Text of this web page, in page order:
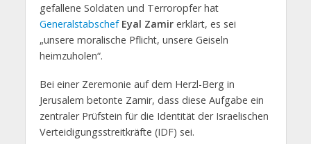
gefallene Soldaten und Terroropfer hat
Generalstabschef Eyal Zamirerklärt, es sei
„unsere moralische Pflicht, unsere Geiseln
heimzuholen“.
Bei einer Zeremonie auf dem Herzl-Berg in
Jerusalem betonte Zamir, dass diese Aufgabe ein
zentraler Prüfstein für die Identität der Israelischen
Verteidigungsstreitkräfte (IDF) sei.